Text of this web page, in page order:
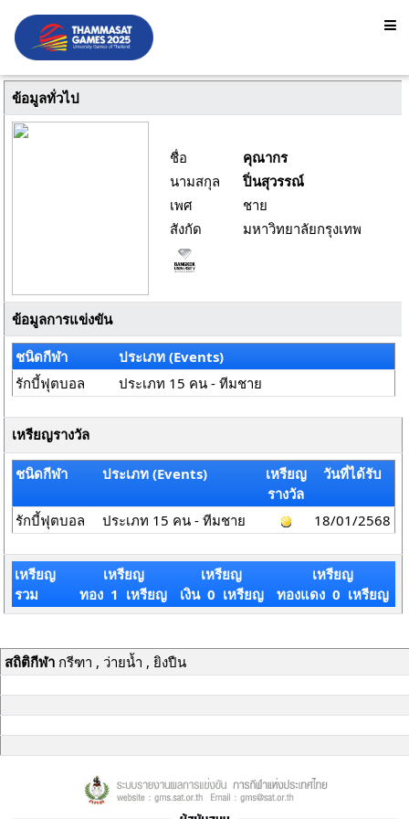
ข้อมูลทั่วไป
ชื่อ
คุณากร
นามสกุล
ปิ่นสุวรรณ์
เพศ
ชาย
สังกัด
มหาวิทยาลัยกรุงเทพ
ข้อมูลการแข่งขัน
ชนิดกีฬา
ประเภท (Events)
รักบี้ฟุตบอล
ประเภท 15 คน - ทีมชาย
เหรียญรางวัล
ชนิดกีฬา ประเภท (Events)
เหรียญ
รางวัล
วันที่ได้รับ
รักบี้ฟุตบอล ประเภท 15 คน - ทีมชาย 18/01/2568
เหรียญ
รวม
เหรียญ
ทอง 1 เหรียญ
เหรียญ
เงิน 0 เหรียญ
เหรียญ
ทองแดง 0 เหรียญ
สถิติกีฬากรีฑา , ว่ายน้ำ , ยิงปืน